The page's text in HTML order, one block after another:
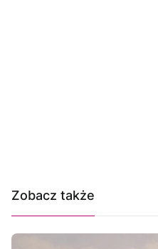
Zobacz także